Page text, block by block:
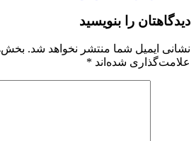
دیدگاهتان را بنویسید
نشانی ایمیل شما منتشر نخواهد شد.
علامت‌گذاری شده‌اند *